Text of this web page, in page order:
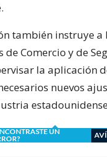
también instruye a
Comercio y de
la aplicación
nuevos
UN